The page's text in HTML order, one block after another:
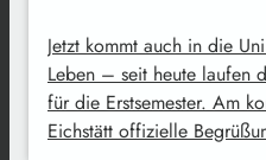
Jetzt kommt auch in die
Leben – seit heute laufen
für die Erstsemester. Am
Eichstätt offizielle